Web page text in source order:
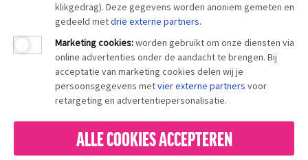
klikgedrag). Deze gegevens worden anoniem gemeten en
gedeeld metdrie externe partners.
Marketing cookies:worden gebruikt om onze diensten via
online advertenties onder de aandacht te brengen. Bij
acceptatie van marketing cookies delen wij je
persoonsgegevens metvier externe partners voor
retargeting en advertentiepersonalisatie.
ALLE COOKIES ACCEPTEREN